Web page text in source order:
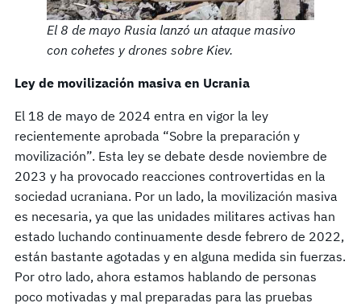
El 8 de mayo Rusia lanzó un ataque masivo
con cohetes y drones sobre Kiev.
Ley de movilización masiva en Ucrania
El 18 de mayo de 2024 entra en vigor la ley
recientemente aprobada “Sobre la preparación y
movilización”. Esta ley se debate desde noviembre de
2023 y ha provocado reacciones controvertidas en la
sociedad ucraniana. Por un lado, la movilización masiva
es necesaria, ya que las unidades militares activas han
estado luchando continuamente desde febrero de 2022,
están bastante agotadas y en alguna medida sin fuerzas.
Por otro lado, ahora estamos hablando de personas
poco motivadas y mal preparadas para las pruebas